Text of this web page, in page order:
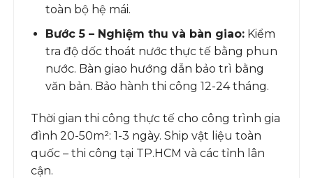
toàn bộ hệ mái.
Bước 5 – Nghiệm thu và bàn giao:Kiểm
tra độ dốc thoát nước thực tế bằng phun
nước. Bàn giao hướng dẫn bảo trì bằng
văn bản. Bảo hành thi công 12-24 tháng.
Thời gian thi công thực tế cho công trình gia
đình 20-50m²: 1-3 ngày. Ship vật liệu toàn
quốc – thi công tại TP.HCM và các tỉnh lân
cận.